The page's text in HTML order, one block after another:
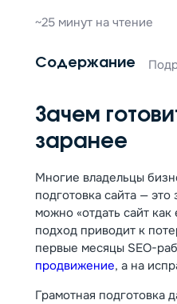
~25 минут на чтение
Содержание
Зачем
заранее
Многие владельцы
подготовка сайта — это
можно «отдать сайт как
подход приводит к
первые месяцы SEO-
продвижение, а на
Грамотная подготовка